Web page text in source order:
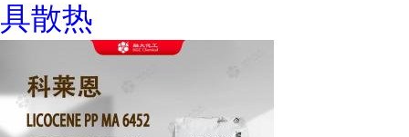
具散热